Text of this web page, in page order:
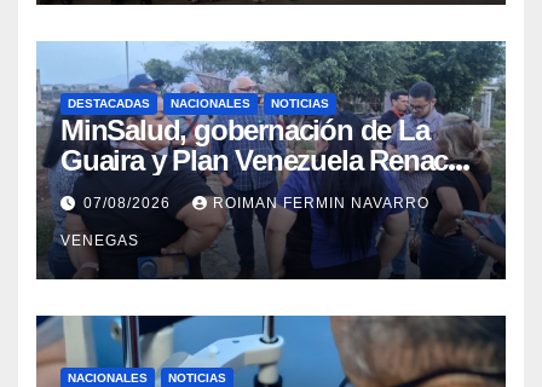
DESTACADAS NACIONALES NOTICIAS
MinSalud, gobernación de La
Guaira y Plan Venezuela Renace
iniciaron la rehabilitación integral
del Centro Psicofamiliar El Niño y
el Mar
07/08/2026 ROIMAN FERMIN NAVARRO
VENEGAS
NACIONALES NOTICIAS